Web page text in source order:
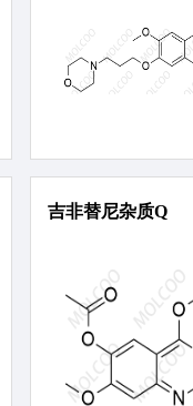
吉非替尼杂质Q